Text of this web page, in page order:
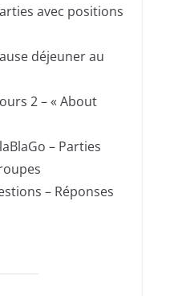
avec positions
déjeuner au
2 – « About
– Parties
– Réponses